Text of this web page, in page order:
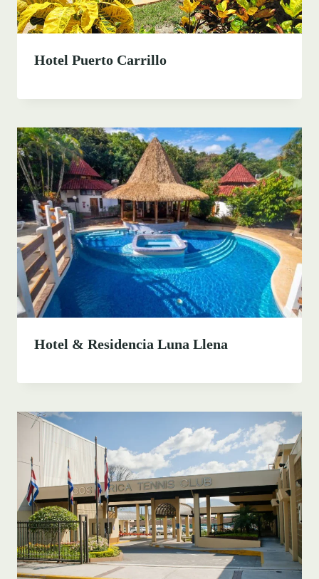
Hotel Puerto Carrillo
Hotel & Residencia Luna Llena